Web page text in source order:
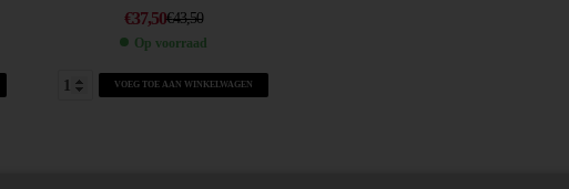
€43,50
€37,50
Op voorraad
VOEG TOE AAN WINKELWAGEN